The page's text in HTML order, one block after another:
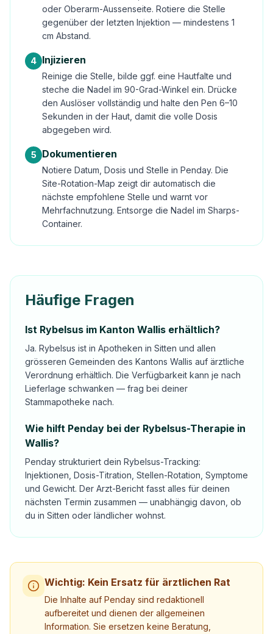
oder Oberarm-Aussenseite. Rotiere die Stelle
gegenüber der letzten Injektion — mindestens 1
cm Abstand.
4 Injizieren
Reinige die Stelle, bilde ggf. eine Hautfalte und
steche die Nadel im 90-Grad-Winkel ein. Drücke
den Auslöser vollständig und halte den Pen 6–10
Sekunden in der Haut, damit die volle Dosis
abgegeben wird.
5 Dokumentieren
Notiere Datum, Dosis und Stelle in Penday. Die
Site-Rotation-Map zeigt dir automatisch die
nächste empfohlene Stelle und warnt vor
Mehrfachnutzung. Entsorge die Nadel im Sharps-
Container.
Häufige Fragen
Ist Rybelsus im Kanton Wallis erhältlich?
Ja. Rybelsus ist in Apotheken in Sitten und allen
grösseren Gemeinden des Kantons Wallis auf ärztliche
Verordnung erhältlich. Die Verfügbarkeit kann je nach
Lieferlage schwanken — frag bei deiner
Stammapotheke nach.
Wie hilft Penday bei der Rybelsus-Therapie in
Wallis?
Penday strukturiert dein Rybelsus-Tracking:
Injektionen, Dosis-Titration, Stellen-Rotation, Symptome
und Gewicht. Der Arzt-Bericht fasst alles für deinen
nächsten Termin zusammen — unabhängig davon, ob
du in Sitten oder ländlicher wohnst.
Wichtig: Kein Ersatz für ärztlichen Rat
Die Inhalte auf Penday sind redaktionell
aufbereitet und dienen der allgemeinen
Information. Sie ersetzen keine Beratung,